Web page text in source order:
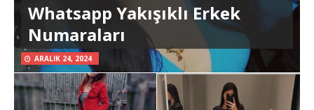
Whatsapp Yakışıklı Erkek
Numaraları
ARALIK 24, 2024